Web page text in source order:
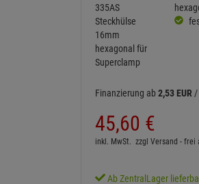
Finanzierung ab2,53 EUR /
45,60 €
inkl. MwSt. zzgl Versand - frei
Ab ZentralLager